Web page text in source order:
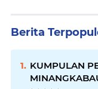
Berita
KUMPULAN